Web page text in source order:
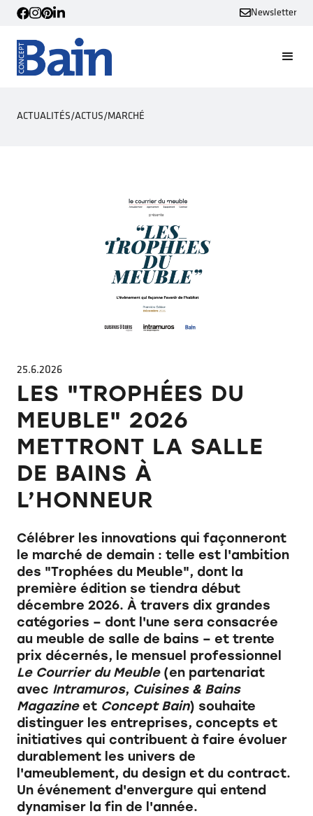
Newsletter
ACTUALITÉS/ACTUS/MARCHÉ
25.6.2026
LES "TROPHÉES DU
MEUBLE" 2026
METTRONT LA SALLE
DE BAINS À
L’HONNEUR
Célébrer les innovations qui façonneront
le marché de demain : telle est l'ambition
des "Trophées du Meuble", dont la
première édition se tiendra début
décembre 2026. À travers dix grandes
catégories – dont l'une sera consacrée
au meuble de salle de bains – et trente
prix décernés, le mensuel professionnel
Le Courrier du Meuble(en partenariat
avec Intramuros, Cuisines & Bains
Magazineet Concept Bain) souhaite
distinguer les entreprises, concepts et
initiatives qui contribuent à faire évoluer
durablement les univers de
l'ameublement, du design et du contract.
Un événement d'envergure qui entend
dynamiser la fin de l'année.